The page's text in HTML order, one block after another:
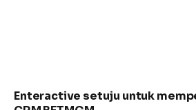
Enteractive setuju untuk